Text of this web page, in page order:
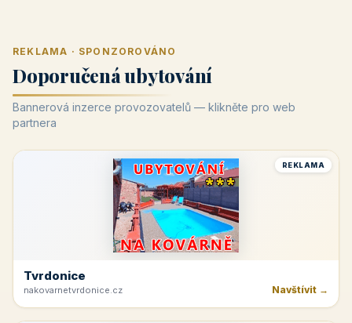
REKLAMA · SPONZOROVÁNO
Doporučená ubytování
Bannerová inzerce provozovatelů — klikněte pro web
partnera
REKLAMA
Tvrdonice
nakovarnetvrdonice.cz Navštívit →